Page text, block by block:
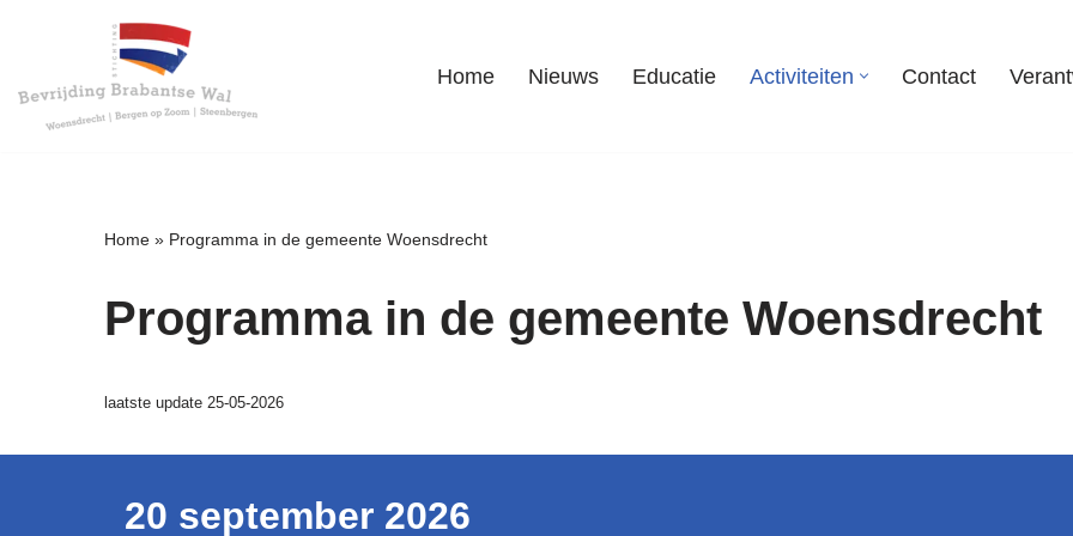
naar
Home Nieuws Educatie Activiteiten Contact
Home » Programma in de gemeente Woensdrecht
Programma in de gemeente Woensdrecht
laatste update 25-05-2026
20 september 2026